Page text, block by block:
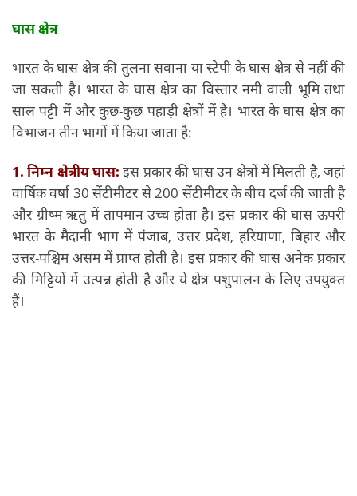
घास क्षेत्र
भारत के घास क्षेत्र की तुलना सवाना या स्टेपी के घास क्षेत्र से नहीं की
जा सकती है। भारत के घास क्षेत्र का विस्तार नमी वाली भूमि तथा
साल पट्टी में और कुछ-कुछ पहाड़ी क्षेत्रों में है। भारत के घास क्षेत्र का
विभाजन तीन भागों में किया जाता है:
1. निम्न क्षेत्रीय घास: इस प्रकार की घास उन क्षेत्रों में मिलती है, जहां
वार्षिक वर्षा 30 सेंटीमीटर से 200 सेंटीमीटर के बीच दर्ज की जाती है
और ग्रीष्म ऋतु में तापमान उच्च होता है। इस प्रकार की घास ऊपरी
भारत के मैदानी भाग में पंजाब, उत्तर प्रदेश, हरियाणा, बिहार और
उत्तर-पश्चिम असम में प्राप्त होती है। इस प्रकार की घास अनेक प्रकार
की मिट्टियों में उत्पन्न होती है और ये क्षेत्र पशुपालन के लिए उपयुक्त
हैं।